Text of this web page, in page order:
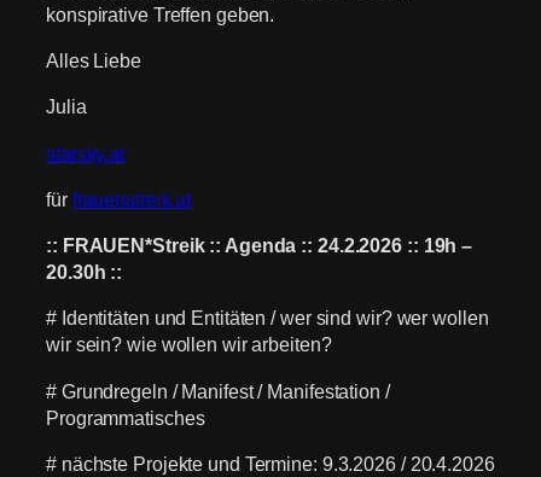
konspirative Treffen geben.
Alles Liebe
Julia
starsky.at
für frauenstreik.at
:: FRAUEN*Streik :: Agenda :: 24.2.2026 :: 19h –
20.30h ::
# Identitäten und Entitäten / wer sind wir? wer wollen
wir sein? wie wollen wir arbeiten?
# Grundregeln / Manifest / Manifestation /
Programmatisches
# nächste Projekte und Termine: 9.3.2026 / 20.4.2026